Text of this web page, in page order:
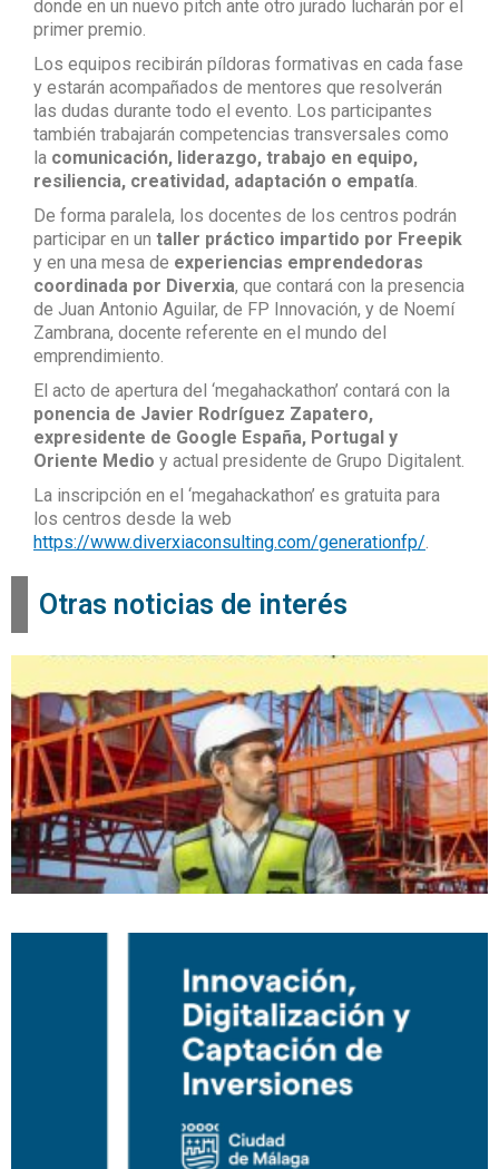
donde en un nuevo pitch ante otro jurado lucharán por el
primer premio.
Los equipos recibirán píldoras formativas en cada fase
y estarán acompañados de mentores que resolverán
las dudas durante todo el evento. Los participantes
también trabajarán competencias transversales como
la comunicación, liderazgo, trabajo en equipo,
resiliencia, creatividad, adaptación o empatía.
De forma paralela, los docentes de los centros podrán
participar en un taller práctico impartido por Freepik
y en una mesa de experiencias emprendedoras
coordinada por Diverxia, que contará con la presencia
de Juan Antonio Aguilar, de FP Innovación, y de Noemí
Zambrana, docente referente en el mundo del
emprendimiento.
El acto de apertura del ‘megahackathon’ contará con la
ponencia de Javier Rodríguez Zapatero,
expresidente de Google España, Portugal y
Oriente Medio y actual presidente de Grupo Digitalent.
La inscripción en el ‘megahackathon’ es gratuita para
los centros desde la web
https://www.diverxiaconsulting.com/generationfp/.
Otras noticias de interés